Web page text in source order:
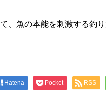
、魚の本能を刺激する釣
Hatena Pocket RSS